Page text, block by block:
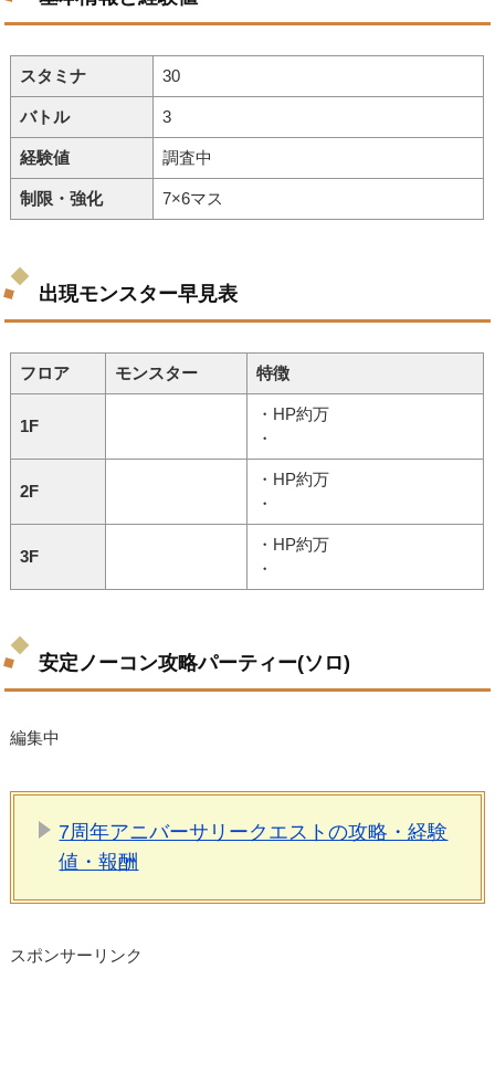
スタミナ 30
バトル 3
経験値 調査中
制限・強化 7×6マス
出現モンスター早見表
フロア モンスター 特徴
1F
・HP約万
・
2F
・HP約万
・
3F
・HP約万
・
安定ノーコン攻略パーティー(ソロ)
編集中
7周年アニバーサリークエストの攻略・経験
値・報酬
スポンサーリンク